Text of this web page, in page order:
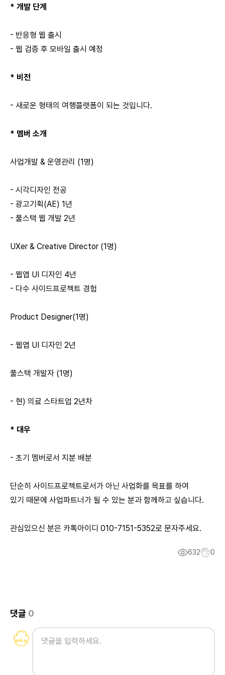
* 개발 단계
- 반응형 웹 출시
- 웹 검증 후 모바일 출시 예정
* 비전
- 새로운 형태의 여행플랫폼이 되는 것입니다.
* 멤버 소개
사업개발 & 운영관리 (1명)
- 시각디자인 전공
- 광고기획(AE) 1년
- 풀스택 웹 개발 2년
UXer & Creative Director (1명)
- 웹앱 UI 디자인 4년
- 다수 사이드프로젝트 경험
Product Designer(1명)
- 웹앱 UI 디자인 2년
풀스택 개발자 (1명)
- 현) 의료 스타트업 2년차
* 대우
- 초기 멤버로서 지분 배분
단순히 사이드프로젝트로서가 아닌 사업화를 목표를 하여
있기 때문에 사업파트너가 될 수 있는 분과 함께하고 싶습니다.
관심있으신 분은 카톡아이디 010-7151-5352로 문자주세요.
632 0
댓글 0